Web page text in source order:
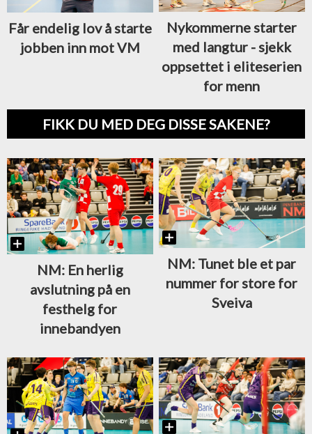
Får endelig lov å starte
jobben inn mot VM
Nykommerne starter
med langtur - sjekk
oppsettet i eliteserien
for menn
FIKK DU MED DEG DISSE SAKENE?
NM: En herlig
avslutning på en
festhelg for
innebandyen
NM: Tunet ble et par
nummer for store for
Sveiva